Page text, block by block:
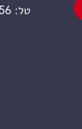
טל: